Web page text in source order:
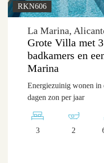
RKN606
La Marina,
Grote Villa met
badkamers en
Marina
Energiezuinig wonen in
dagen zon per jaar
3 2